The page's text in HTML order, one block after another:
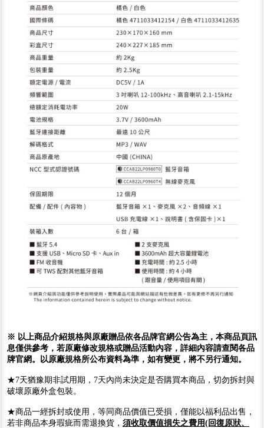
※ 以上商品介紹規格與原廠贈品依各品牌官網公告為主，本商品頁訊
息僅供參考，若原廠修改規格或贈品活動內容，詳細內容請查閱各品
牌官網。以原廠規格所公布資料為準，如有變更，將不另行通知。
★7天猶豫期非試用期，7天內尚未決定是否購買本商品，切勿拆封與
破壞原廠外盒包裝。
★商品一經拆封或使用，等同商品價值已受損，僅能以福利品出售，
若非商品本身瑕疵而需退換貨， 須收取價值損失之費用(回復原狀、